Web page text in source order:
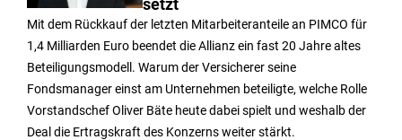
setzt
Mit dem Rückkauf der letzten Mitarbeiteranteile an PIMCO für
1,4 Milliarden Euro beendet die Allianz ein fast 20 Jahre altes
Beteiligungsmodell. Warum der Versicherer seine
Fondsmanager einst am Unternehmen beteiligte, welche Rolle
Vorstandschef Oliver Bäte heute dabei spielt und weshalb der
Deal die Ertragskraft des Konzerns weiter stärkt.